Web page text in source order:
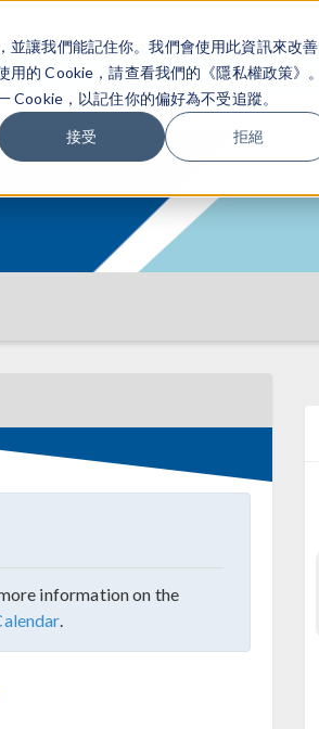
並讓我們能記住你。我們會使用此資訊來改善
的 Cookie，請查看我們的《隱私權政策》。
，以記住你的偏好為不受追蹤。
接受 拒絕
产品 行业应用
information on the
.